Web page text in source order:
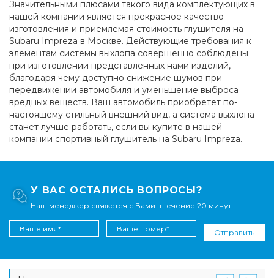
Значительными плюсами такого вида комплектующих в
нашей компании является прекрасное качество
изготовления и приемлемая стоимость глушителя на
Subaru Impreza в Москве. Действующие требования к
элементам системы выхлопа совершенно соблюдены
при изготовлении представленных нами изделий,
благодаря чему доступно снижение шумов при
передвижении автомобиля и уменьшение выброса
вредных веществ. Ваш автомобиль приобретет по-
настоящему стильный внешний вид, а система выхлопа
станет лучше работать, если вы купите в нашей
компании спортивный глушитель на Subaru Impreza.
У ВАС ОСТАЛИСЬ ВОПРОСЫ?
Наш менеджер свяжется с Вами в течение 20 минут.
Отправить